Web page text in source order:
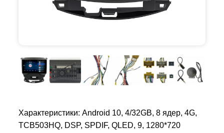
Характеристики: Android 10, 4/32GB, 8 ядер, 4G,
TCB503HQ, DSP, SPDIF, QLED, 9, 1280*720